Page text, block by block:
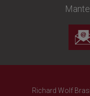
Richard Wolf